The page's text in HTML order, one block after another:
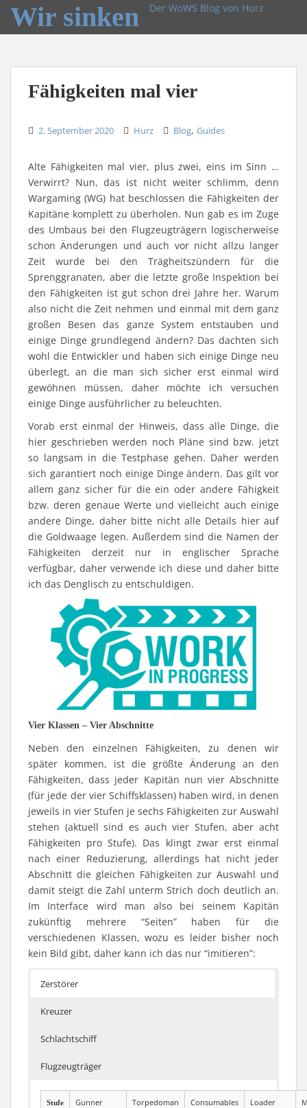
Wir sinken Der WoWS Blog von Hurz
Fähigkeiten mal vier
2. September 2020 Hurz Blog, Guides
Alte Fähigkeiten mal vier, plus zwei, eins im Sinn …
Verwirrt? Nun, das ist nicht weiter schlimm, denn
Wargaming (WG) hat beschlossen die Fähigkeiten der
Kapitäne komplett zu überholen. Nun gab es im Zuge
des Umbaus bei den Flugzeugträgern logischerweise
schon Änderungen und auch vor nicht allzu langer
Zeit wurde bei den Trägheitszündern für die
Sprenggranaten, aber die letzte große Inspektion bei
den Fähigkeiten ist gut schon drei Jahre her. Warum
also nicht die Zeit nehmen und einmal mit dem ganz
großen Besen das ganze System entstauben und
einige Dinge grundlegend ändern? Das dachten sich
wohl die Entwickler und haben sich einige Dinge neu
überlegt, an die man sich sicher erst einmal wird
gewöhnen müssen, daher möchte ich versuchen
einige Dinge ausführlicher zu beleuchten.
Vorab erst einmal der Hinweis, dass alle Dinge, die
hier geschrieben werden noch Pläne sind bzw. jetzt
so langsam in die Testphase gehen. Daher werden
sich garantiert noch einige Dinge ändern. Das gilt vor
allem ganz sicher für die ein oder andere Fähigkeit
bzw. deren genaue Werte und vielleicht auch einige
andere Dinge, daher bitte nicht alle Details hier auf
die Goldwaage legen. Außerdem sind die Namen der
Fähigkeiten derzeit nur in englischer Sprache
verfügbar, daher verwende ich diese und daher bitte
ich das Denglisch zu entschuldigen.
Vier Klassen – Vier Abschnitte
Neben den einzelnen Fähigkeiten, zu denen wir
später kommen, ist die größte Änderung an den
Fähigkeiten, dass jeder Kapitän nun vier Abschnitte
(für jede der vier Schiffsklassen) haben wird, in denen
jeweils in vier Stufen je sechs Fähigkeiten zur Auswahl
stehen (aktuell sind es auch vier Stufen, aber acht
Fähigkeiten pro Stufe). Das klingt zwar erst einmal
nach einer Reduzierung, allerdings hat nicht jeder
Abschnitt die gleichen Fähigkeiten zur Auswahl und
damit steigt die Zahl unterm Strich doch deutlich an.
Im Interface wird man also bei seinem Kapitän
zukünftig mehrere “Seiten” haben für die
verschiedenen Klassen, wozu es leider bisher noch
kein Bild gibt, daher kann ich das nur “imitieren”:
Zerstörer
Kreuzer
Schlachtschiff
Flugzeugträger
Stufe
Gunner Torpedoman
Consumables
Loader